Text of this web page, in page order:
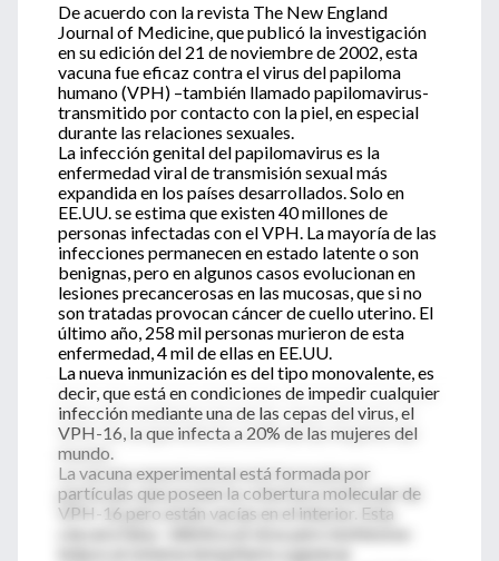
De acuerdo con la revista The New England
Journal of Medicine, que publicó la investigación
en su edición del 21 de noviembre de 2002, esta
vacuna fue eficaz contra el virus del papiloma
humano (VPH) –también llamado papilomavirus-
transmitido por contacto con la piel, en especial
durante las relaciones sexuales.
La infección genital del papilomavirus es la
enfermedad viral de transmisión sexual más
expandida en los países desarrollados. Solo en
EE.UU. se estima que existen 40 millones de
personas infectadas con el VPH. La mayoría de las
infecciones permanecen en estado latente o son
benignas, pero en algunos casos evolucionan en
lesiones precancerosas en las mucosas, que si no
son tratadas provocan cáncer de cuello uterino. El
último año, 258 mil personas murieron de esta
enfermedad, 4 mil de ellas en EE.UU.
La nueva inmunización es del tipo monovalente, es
decir, que está en condiciones de impedir cualquier
infección mediante una de las cepas del virus, el
VPH-16, la que infecta a 20% de las mujeres del
mundo.
La vacuna experimental está formada por
partículas que poseen la cobertura molecular de
VPH-16 pero están vacías en el interior. Esta
cáscara falsa –idéntica al virus pero inofensiva-